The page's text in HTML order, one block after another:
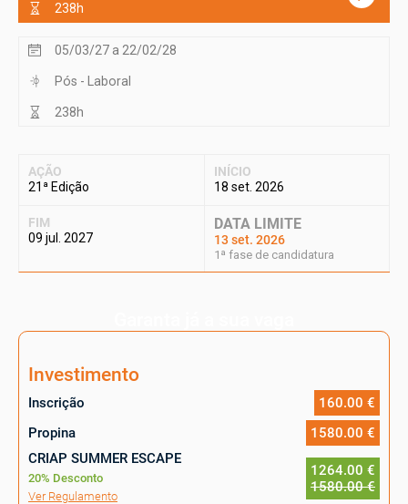
238h
05/03/27 a 22/02/28
Pós - Laboral
238h
AÇÃO
21ª Edição
INÍCIO
18 set. 2026
FIM
09 jul. 2027
DATA LIMITE
13 set. 2026
1ª fase de candidatura
Investimento
Inscrição
160.00 €
Propina
1580.00 €
CRIAP SUMMER ESCAPE
20% Desconto
Ver Regulamento
1264.00 €
1580.00 €